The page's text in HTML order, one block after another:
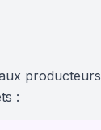
producteurs
: